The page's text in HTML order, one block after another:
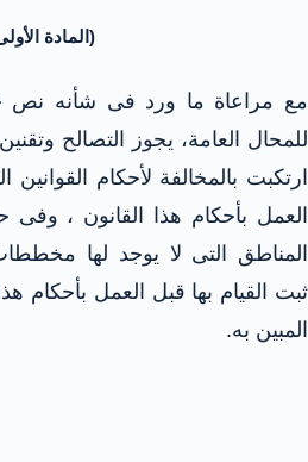
(المادة
مع مراعاة ما ورد فى شأنه نص
للمحال العامة، يجوز التصالح
ارتكبت بالمخالفة لأحكام القوانين
العمل بأحكام هذا القانون ، وفى
المناطق التى لا يوجد لها
ثبت القيام بها قبل العمل بأحكام
المبين به.